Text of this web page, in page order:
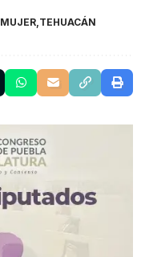
MUJER TEHUACÁN